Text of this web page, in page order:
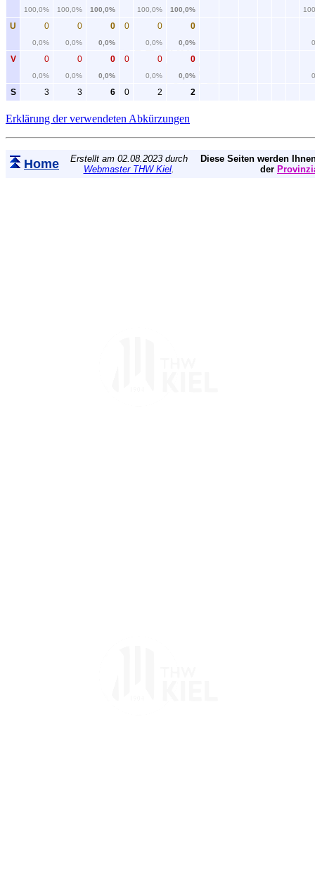
100,0% 100,0% 100,0% 100,0% 100,0%
U 0
0,0%
0
0,0%
0
0,0%
0 0
0,0%
0
0,0%
V 0
0,0%
0
0,0%
0
0,0%
0 0
0,0%
0
0,0%
S 3 3 6 0 2 2
Erklärung der verwendeten Abkürzungen
Home
Erstellt am 02.08.2023 durch
Webmaster THW Kiel.
Diese Seiten werden
der